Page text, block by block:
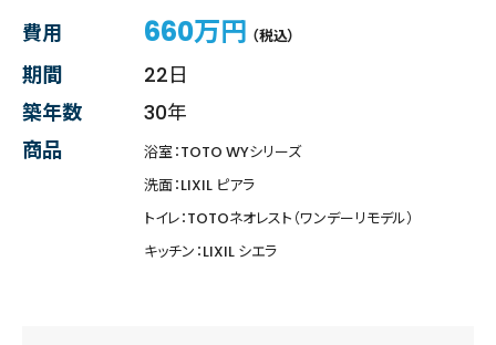
費用 660万円 （税込）
期間
22日
築年数
30年
商品
浴室：TOTO WYシリーズ
洗面：LIXIL ピアラ
トイレ：TOTOネオレスト（ワンデーリモデル）
キッチン：LIXIL シエラ